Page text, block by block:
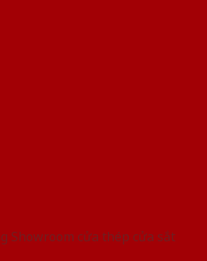
Showroom cửa thép cửa sắt